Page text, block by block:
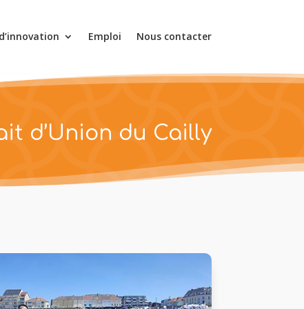
Emploi Nous contacter
d’Union du Cailly